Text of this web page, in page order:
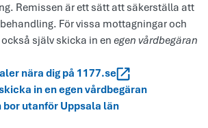
Remissen är ett sätt att säkerställa att
För vissa mottagningar och
själv skicka in en egen vårdbegäran
nära dig på 1177.se
in en egen vårdbegäran
bor utanför Uppsala län